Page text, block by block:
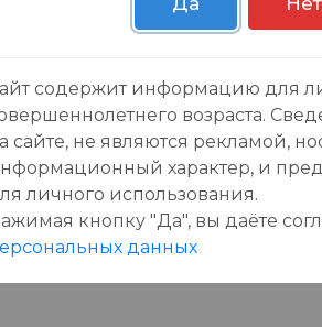
товара еще нет
содержит информацию для
возраста.
сайте, не являются рекламой,
характер, и
личного использования.
кнопку "Да", вы даёте
данных